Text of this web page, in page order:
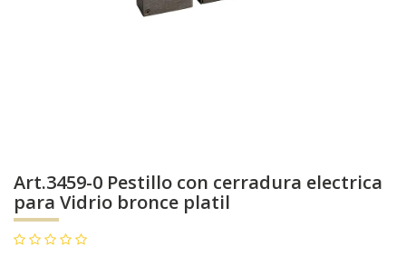
Art.3459-0 Pestillo con cerradura electrica
para Vidrio bronce platil